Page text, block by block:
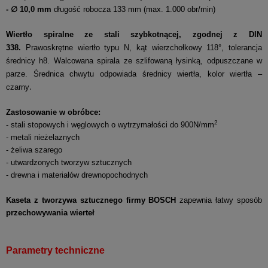
- ∅ 10,0 mm długość robocza 133 mm (max. 1.000 obr/min)
Wiertło spiralne ze stali szybkotnącej, zgodnej z DIN
338. Prawoskrętne wiertło typu N, kąt wierzchołkowy 118°, tolerancja
średnicy h8. Walcowana spirala ze szlifowaną łysinką, odpuszczane w
parze. Średnica chwytu odpowiada średnicy wiertła, kolor wiertła –
czarny.
Zastosowanie w obróbce:
- stali stopowych i węglowych o wytrzymałości do 900N/mm2
- metali nieżelaznych
- żeliwa szarego
- utwardzonych tworzyw sztucznych
- drewna i materiałów drewnopochodnych
Kaseta z tworzywa sztucznego firmy BOSCH zapewnia łatwy sposób
przechowywania wierteł
Parametry techniczne